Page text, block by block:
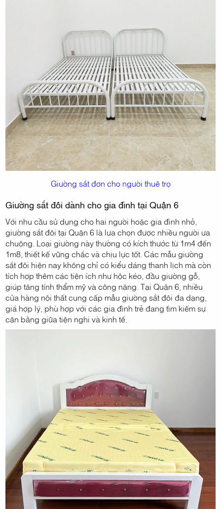
Giường sắt đơn cho người thuê trọ
Giường sắt đôi dành cho gia đình tại Quận 6
Với nhu cầu sử dụng cho hai người hoặc gia đình nhỏ,
giường sắt đôi tại Quận 6 là lựa chọn được nhiều người ưa
chuộng. Loại giường này thường có kích thước từ 1m4 đến
1m8, thiết kế vững chắc và chịu lực tốt. Các mẫu giường
sắt đôi hiện nay không chỉ có kiểu dáng thanh lịch mà còn
tích hợp thêm các tiện ích như hộc kéo, đầu giường gỗ,
giúp tăng tính thẩm mỹ và công năng. Tại Quận 6, nhiều
cửa hàng nội thất cung cấp mẫu giường sắt đôi đa dạng,
giá hợp lý, phù hợp với các gia đình trẻ đang tìm kiếm sự
cân bằng giữa tiện nghi và kinh tế.